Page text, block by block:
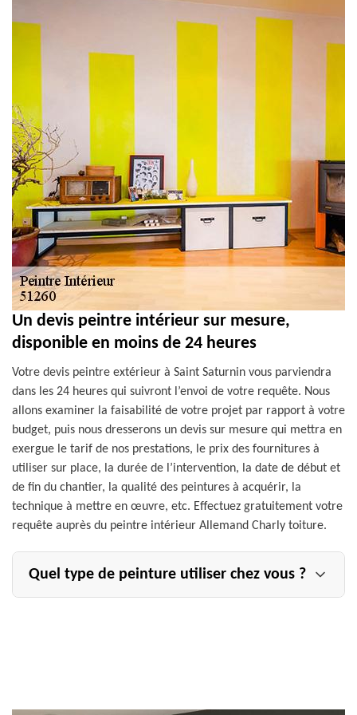
Un devis peintre intérieur sur mesure,
disponible en moins de 24 heures
Votre devis peintre extérieur à Saint Saturnin vous parviendra
dans les 24 heures qui suivront l’envoi de votre requête. Nous
allons examiner la faisabilité de votre projet par rapport à votre
budget, puis nous dresserons un devis sur mesure qui mettra en
exergue le tarif de nos prestations, le prix des fournitures à
utiliser sur place, la durée de l’intervention, la date de début et
de fin du chantier, la qualité des peintures à acquérir, la
technique à mettre en œuvre, etc. Effectuez gratuitement votre
requête auprès du peintre intérieur Allemand Charly toiture.
Quel type de peinture utiliser chez vous ?